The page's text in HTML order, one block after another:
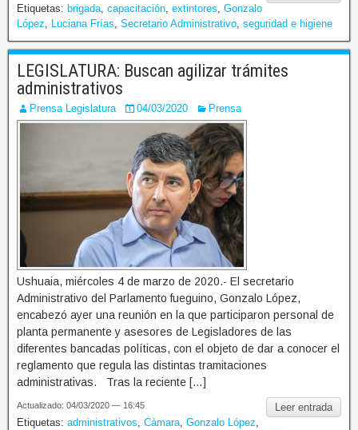
Etiquetas: brigada capacitación extintores Gonzalo
López
Luciana Frías Secretario Administrativo seguridad e higiene
LEGISLATURA: Buscan agilizar trámites
administrativos
Prensa Legislatura 04/03/2020 Prensa
Ushuaia, miércoles 4 de marzo de 2020.- El secretario
Administrativo del Parlamento fueguino, Gonzalo López,
encabezó ayer una reunión en la que participaron personal de
planta permanente y asesores de Legisladores de las
diferentes bancadas políticas, con el objeto de dar a conocer el
reglamento que regula las distintas tramitaciones
administrativas. Tras la reciente […]
Leer entrada
Actualizado: 04/03/2020 — 16:45
Etiquetas: administrativos Cámara Gonzalo López